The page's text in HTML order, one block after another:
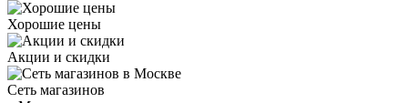
Хорошие цены
Акции и скидки
Сеть магазинов